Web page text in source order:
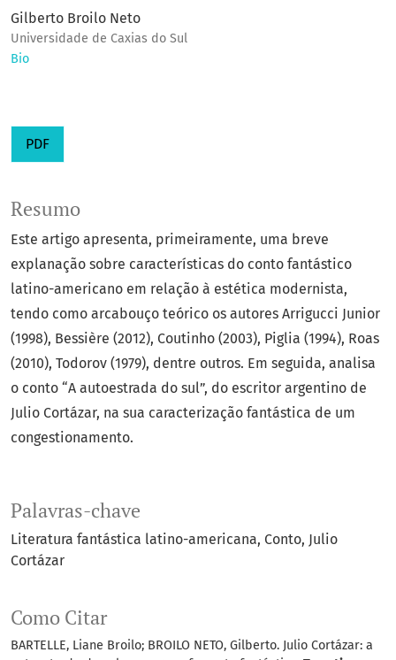
Gilberto Broilo Neto
Universidade de Caxias do Sul
Bio
PDF
Palavras-chave
Literatura fantástica latino-americana Conto Julio
Cortázar
Como Citar
BARTELLE, Liane Broilo; BROILO NETO, Gilberto. Julio Cortázar: a
Resumo
Este artigo apresenta, primeiramente, uma breve
explanação sobre características do conto fantástico
latino-americano em relação à estética modernista,
tendo como arcabouço teórico os autores Arrigucci Junior
(1998), Bessière (2012), Coutinho (2003), Piglia (1994), Roas
(2010), Todorov (1979), dentre outros. Em seguida, analisa
o conto “A autoestrada do sul”, do escritor argentino de
Julio Cortázar, na sua caracterização fantástica de um
congestionamento.